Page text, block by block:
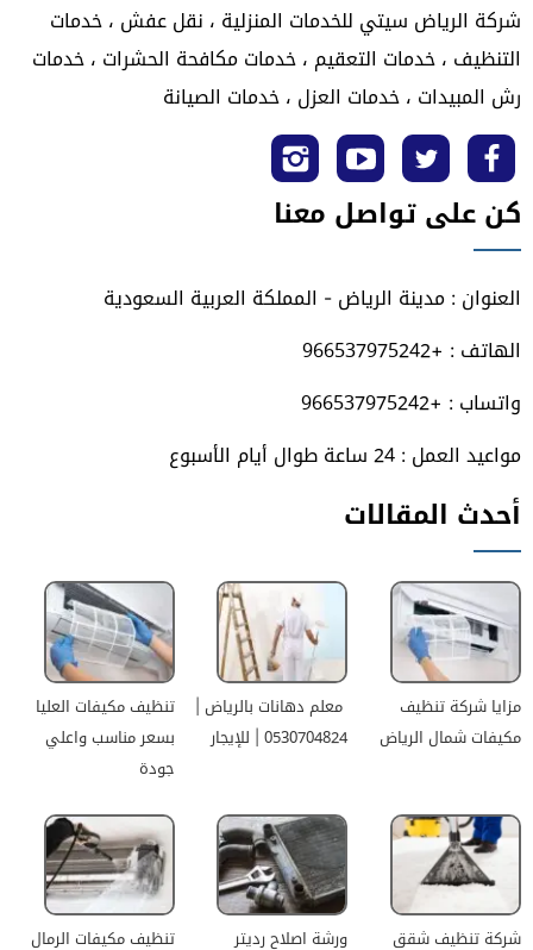
شركة الرياض سيتي للخدمات المنزلية ، نقل عفش ، خدمات
التنظيف ، خدمات التعقيم ، خدمات مكافحة الحشرات ، خدمات
رش المبيدات ، خدمات العزل ، خدمات الصيانة
تابعنا
على
فيسبوك
تابعنا
على
تويتر
تابعنا
على
يوتيوب
تابعنا
على
انستجرام
كن على تواصل معنا
العنوان : مدينة الرياض - المملكة العربية السعودية
الهاتف : +966537975242
واتساب : +966537975242
مواعيد العمل : 24 ساعة طوال أيام الأسبوع
أحدث المقالات
مزايا شركة تنظيف
مكيفات شمال الرياض
معلم دهانات بالرياض |
0530704824 | للإيجار
تنظيف مكيفات العليا
بسعر مناسب واعلي
جودة
شركة تنظيف شقق ورشة اصلاح رديتر تنظيف مكيفات الرمال